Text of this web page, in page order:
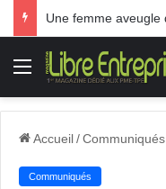
Menu
Accueil/Communiqués
Communiqués